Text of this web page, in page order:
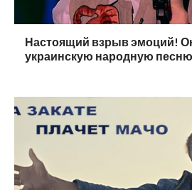
Настоящий взрыв эмоций!
украинскую народную